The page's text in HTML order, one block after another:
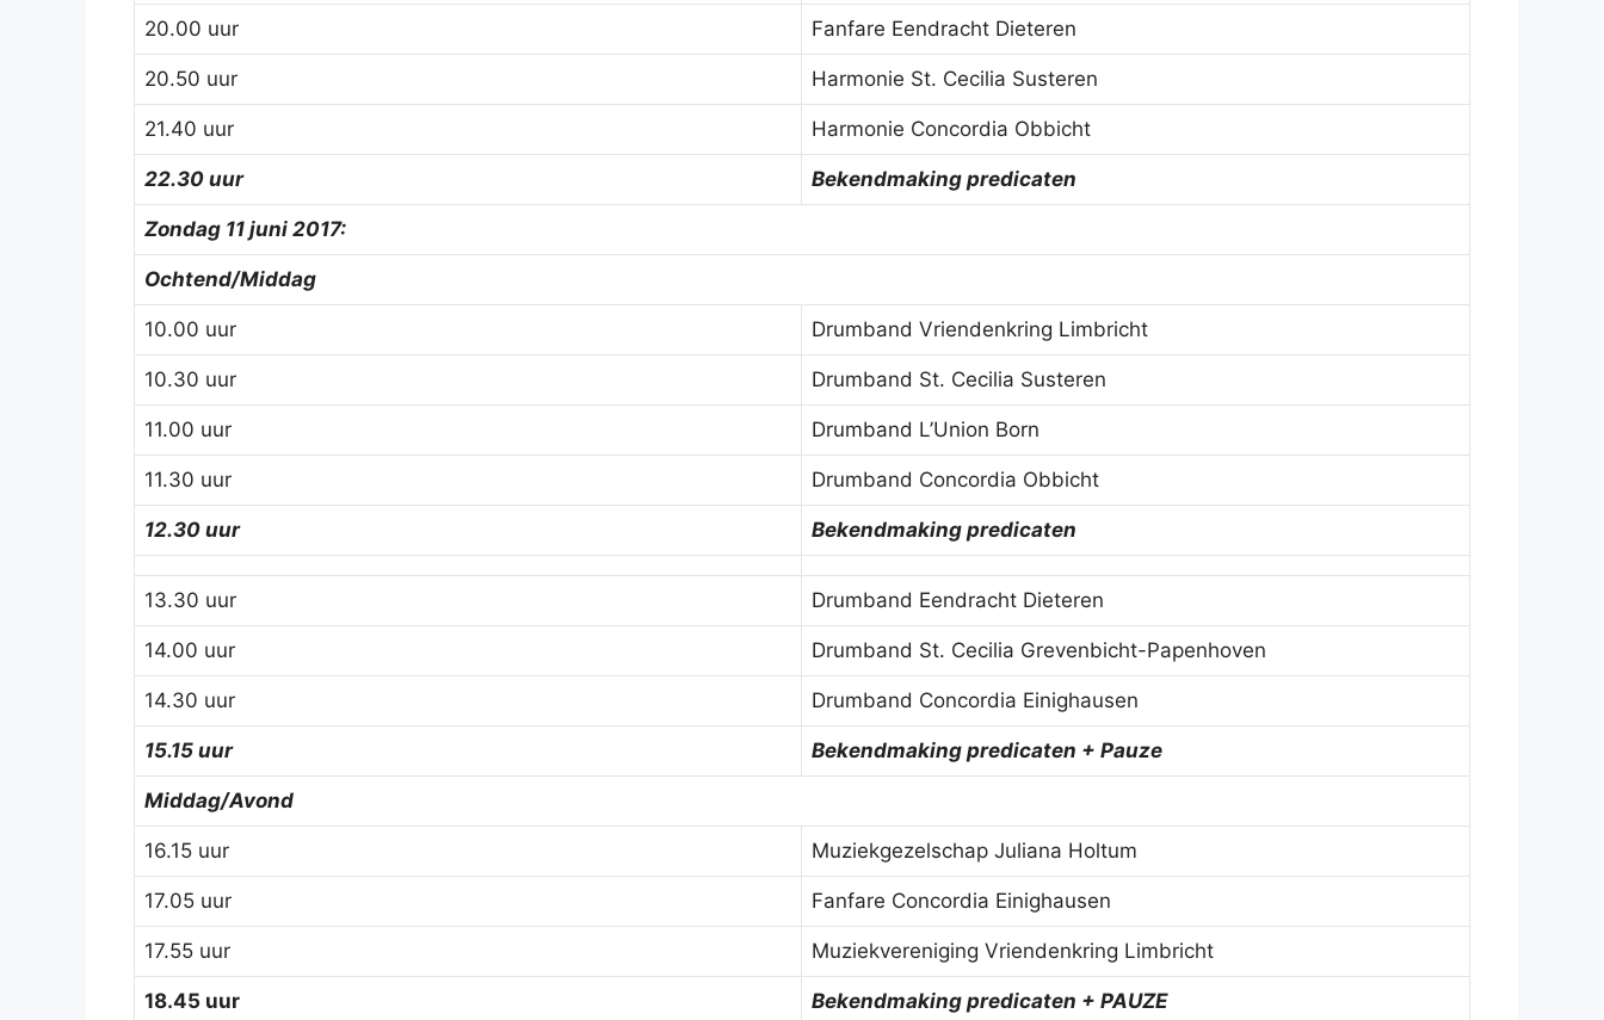
20.00 uur Fanfare Eendracht Dieteren
20.50 uur Harmonie St. Cecilia Susteren
21.40 uur Harmonie Concordia Obbicht
22.30 uur Bekendmaking predicaten
Zondag 11 juni 2017:
Ochtend/Middag
10.00 uur Drumband Vriendenkring Limbricht
10.30 uur Drumband St. Cecilia Susteren
11.00 uur Drumband L’Union Born
11.30 uur Drumband Concordia Obbicht
12.30 uur Bekendmaking predicaten
13.30 uur Drumband Eendracht Dieteren
14.00 uur Drumband St. Cecilia Grevenbicht-Papenhoven
14.30 uur Drumband Concordia Einighausen
15.15 uur Bekendmaking predicaten + Pauze
Middag/Avond
16.15 uur Muziekgezelschap Juliana Holtum
17.05 uur Fanfare Concordia Einighausen
17.55 uur Muziekvereniging Vriendenkring Limbricht
18.45 uur Bekendmaking predicaten + PAUZE